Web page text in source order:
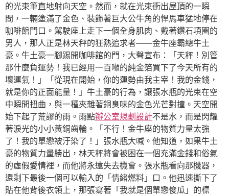
的光束筆直地射向天空。然而，就在光束衝出屋頂的一瞬
間，一輛塗滿了金色、裝飾著巨大公牛角的悍馬車猛地停在
咖啡館門口。駕駛座上走下一個全身肌肉、戴著鑽石項圈的
男人，那人正是林天秤的狂熱追求者——金牛座霸總牛土
豪。牛土豪一腳踢開咖啡館的門，大聲宣布：「天秤！別管
那什麼負運勢！我已經用一百噸的純金箔買下了今天所有的
壞運氣！」「從現在開始，你的運勢由我主宰！我的金錢，
就是你的正面能量！」牛土豪的行為，讓張水瓶的光束在空
中瞬間扭曲，與一種夾雜著銅臭味的金色光芒對撞。天空開
始下起了荒謬的雨。雨點辦公室規劃設計不是水，而是閃耀
著淚光的小小黃銅齒輪。「不行！金牛座的物質力量太強
了！我的單戀被汙染了！」張水瓶大喊。他知道，如果牛土
豪的物質力量勝出，林天秤將會被困在一個充滿金錢和俗氣
的虛假愛情裡，而他將永遠失去機會。張水瓶看向那機器，
還剩下最後一個可以輸入的「情緒燃料」口。他迅速撕下了
貼在他背後衣領上，那張寫著「我就是個單戀傻瓜」的標